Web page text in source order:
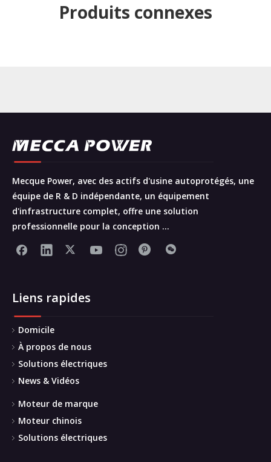
Produits connexes
Mecque Power, avec des actifs d'usine autoprotégés, une
équipe de R & D indépendante, un équipement
d'infrastructure complet, offre une solution
professionnelle pour la conception ...
Liens rapides
Domicile
À propos de nous
Solutions électriques
News & Vidéos
Moteur de marque
Moteur chinois
Solutions électriques